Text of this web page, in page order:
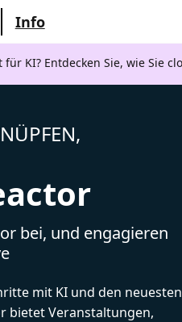
Info
für KI? Entdecken Sie, wie Sie
bei, und engagieren
mit KI und den neuesten
bietet Veranstaltungen,